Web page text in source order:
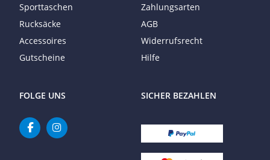
Sporttaschen
Rucksäcke
Accessoires
Gutscheine
Zahlungsarten
AGB
Widerrufsrecht
Hilfe
FOLGE UNS SICHER BEZAHLEN